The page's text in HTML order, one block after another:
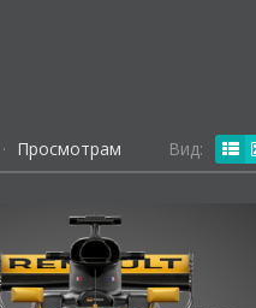
· Просмотрам Вид: